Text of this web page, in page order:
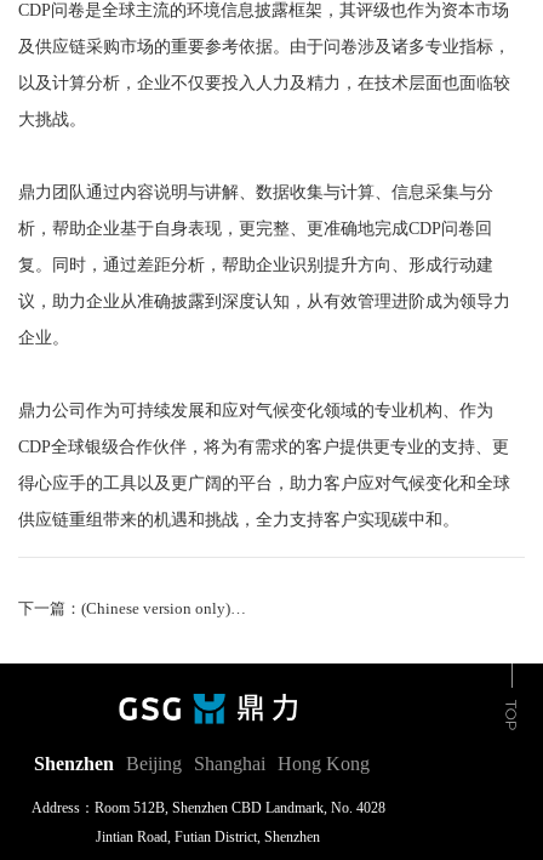
CDP问卷是全球主流的环境信息披露框架，其评级也作为资本市场
及供应链采购市场的重要参考依据。由于问卷涉及诸多专业指标，
以及计算分析，企业不仅要投入人力及精力，在技术层面也面临较
大挑战。
鼎力团队通过内容说明与讲解、数据收集与计算、信息采集与分
析，帮助企业基于自身表现，更完整、更准确地完成CDP问卷回
复。同时，通过差距分析，帮助企业识别提升方向、形成行动建
议，助力企业从准确披露到深度认知，从有效管理进阶成为领导力
企业。
鼎力公司作为可持续发展和应对气候变化领域的专业机构、作为
CDP全球银级合作伙伴，将为有需求的客户提供更专业的支持、更
得心应手的工具以及更广阔的平台，助力客户应对气候变化和全球
供应链重组带来的机遇和挑战，全力支持客户实现碳中和。
下一篇：(Chinese version only)王德全博士出席伦敦金融城举办的线上研讨会 讨论ESG数据与投资决策
Shenzhen Beijing Shanghai Hong Kong
Address：Room 512B, Shenzhen CBD Landmark, No. 4028
Jintian Road, Futian District, Shenzhen